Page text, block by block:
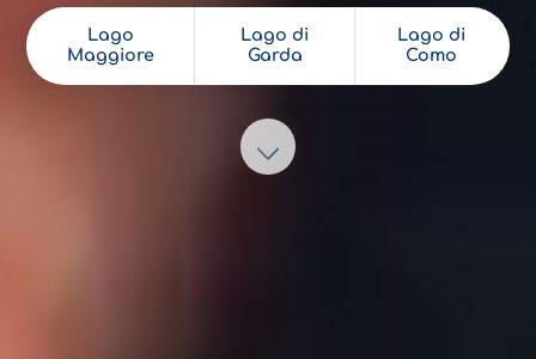
Lago
Maggiore
Lago di
Garda
Lago di
Como